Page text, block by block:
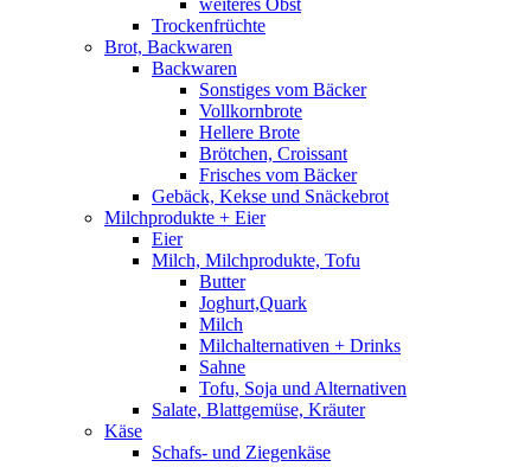
weiteres Obst
Trockenfrüchte
Brot, Backwaren
Backwaren
Sonstiges vom Bäcker
Vollkornbrote
Hellere Brote
Brötchen, Croissant
Frisches vom Bäcker
Gebäck, Kekse und Snäckebrot
Milchprodukte + Eier
Eier
Milch, Milchprodukte, Tofu
Butter
Joghurt,Quark
Milch
Milchalternativen + Drinks
Sahne
Tofu, Soja und Alternativen
Salate, Blattgemüse, Kräuter
Käse
Schafs- und Ziegenkäse